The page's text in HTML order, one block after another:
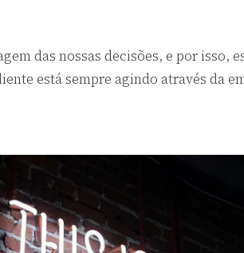
das nossas decisões, e por isso,
está sempre agindo através da